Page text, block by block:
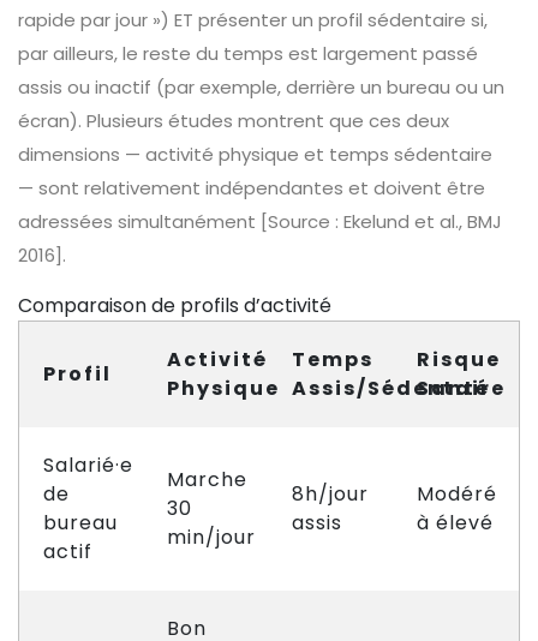
rapide par jour ») ET présenter un profil sédentaire si,
par ailleurs, le reste du temps est largement passé
assis ou inactif (par exemple, derrière un bureau ou un
écran). Plusieurs études montrent que ces deux
dimensions — activité physique et temps sédentaire
— sont relativement indépendantes et doivent être
adressées simultanément [Source : Ekelund et al., BMJ
2016].
Comparaison de profils d’activité
Profil
Activité
Physique
Temps
Assis/Sédentaire
Risque
Santé
Salarié·e
de
bureau
actif
Marche
30
min/jour
8h/jour
assis
Modéré
à élevé
Bon